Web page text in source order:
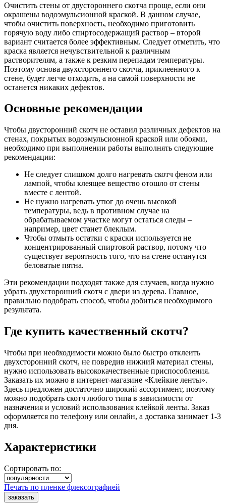
Очистить стены от двустороннего скотча проще, если они
окрашены водоэмульсионной краской. В данном случае,
чтобы очистить поверхность, необходимо приготовить
горячую воду либо спиртосодержащий раствор – второй
вариант считается более эффективным. Следует отметить, что
краска является нечувствительной к различным
растворителям, а также к резким перепадам температуры.
Поэтому основа двухстороннего скотча, приклеенного к
стене, будет легче отходить, а на самой поверхности не
останется никаких дефектов.
Основные рекомендации
Чтобы двусторонний скотч не оставил различных дефектов на
стенах, покрытых водоэмульсионной краской или обоями,
необходимо при выполнении работы выполнять следующие
рекомендации:
Не следует слишком долго нагревать скотч феном или
лампой, чтобы клеящее вещество отошло от стены
вместе с лентой.
Не нужно нагревать утюг до очень высокой
температуры, ведь в противном случае на
обрабатываемом участке могут остаться следы –
например, цвет станет блеклым.
Чтобы отмыть остатки с краски используется не
концентрированный спиртовой раствор, потому что
существует вероятность того, что на стене останутся
беловатые пятна.
Эти рекомендации подходят также для случаев, когда нужно
убрать двухсторонний скотч с двери из дерева. Главное,
правильно подобрать способ, чтобы добиться необходимого
результата.
Где купить качественный скотч?
Чтобы при необходимости можно было быстро отклеить
двухсторонний скотч, не повредив нижний материал стены,
нужно использовать высококачественные приспособления.
Заказать их можно в интернет-магазине «Клейкие ленты».
Здесь предложен достаточно широкий ассортимент, поэтому
можно подобрать скотч любого типа в зависимости от
назначения и условий использования клейкой ленты. Заказ
оформляется по телефону или онлайн, а доставка занимает 1-3
дня.
Характеристики
Сортировать по:
Печать по пленке флексографией